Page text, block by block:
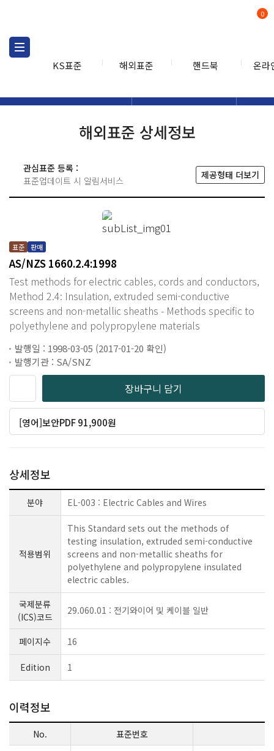
KS표준 해외표준 핸드북 온라
0
해외표준 상세정보
관심표준 등록 :
표준업데이트 시 알림서비스
제공형태 더보기
표준 판매
AS/NZS 1660.2.4:1998
Test methods for electric cables, cords and conductors,
Method 2.4: Insulation, extruded semi-conductive
screens and non-metallic sheaths - Methods specific to
polyethylene and polypropylene materials
발행일 : 1998-03-05 (2017-01-20 확인)
발행기관 : SA/SNZ
장바구니 담기
[영어]보안PDF 91,900원
상세정보
분야 EL-003 : Electric Cables and Wires
적용범위
This Standard sets out the methods of
testing insulation, extruded semi-conductive
screens and non-metallic sheaths for
polyethylene and polypropylene insulated
electric cables.
국제분류
(ICS)코드
29.060.01 : 전기와이어 및 케이블 일반
페이지수 16
Edition 1
이력정보
No. 표준번호